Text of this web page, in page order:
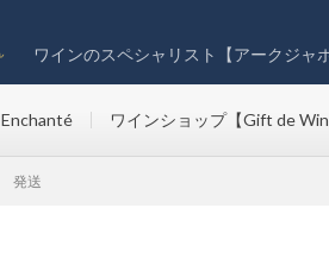
ワインのスペシャリスト【アークジャポ
Enchanté ワインショップ【Gift de
発送